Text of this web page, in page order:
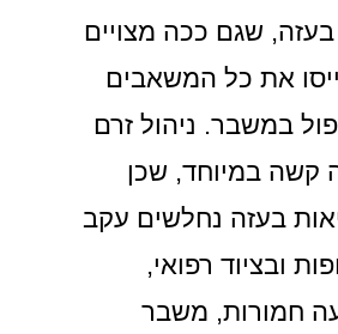
שגם ככה מצויים
את כל המשאבים
במשבר. ניהול זרם
קשה במיוחד, שכן
בעזה נחלשים עקב
ובציוד רפואי,
חמורות, משבר